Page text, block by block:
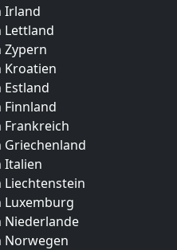
Irland
Lettland
Zypern
Kroatien
Estland
Finnland
Frankreich
Griechenland
Italien
Liechtenstein
Luxemburg
Niederlande
Norwegen